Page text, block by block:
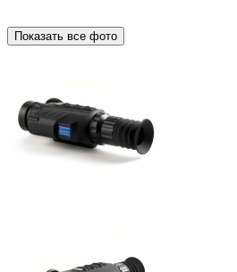
Показать все фото